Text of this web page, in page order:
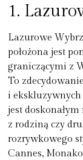
1.
Lazurowe
położona jest
graniczącymi z
To zdecydowanie
i
jest
z rodziną czy
rozrywkowego
Cannes,